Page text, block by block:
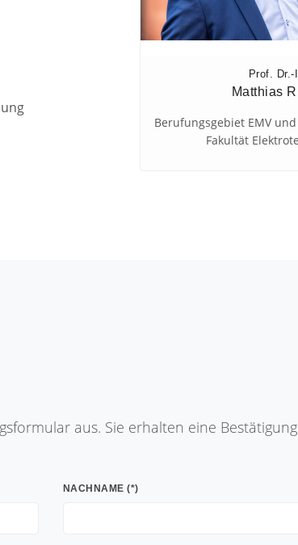
Prof. Dr.-
Matthias
Berufungsgebiet EMV
Fakultät
aus. Sie erhalten eine
NACHNAME (*)